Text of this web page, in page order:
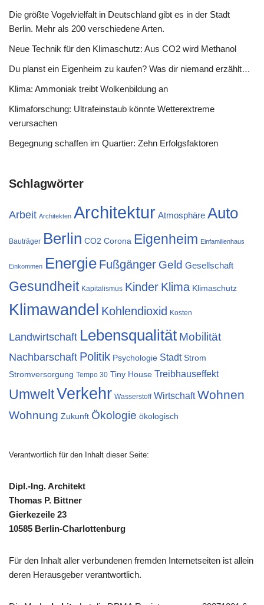
Die größte Vogelvielfalt in Deutschland gibt es in der Stadt
Berlin. Mehr als 200 verschiedene Arten.
Neue Technik für den Klimaschutz: Aus CO2 wird Methanol
Du planst ein Eigenheim zu kaufen? Was dir niemand erzählt…
Klima: Ammoniak treibt Wolkenbildung an
Klimaforschung: Ultrafeinstaub könnte Wetterextreme
verursachen
Begegnung schaffen im Quartier: Zehn Erfolgsfaktoren
Schlagwörter
Arbeit Architekten Architektur Atmosphäre Auto
Bauträger Berlin CO2 Corona Eigenheim Einfamilienhaus
Einkommen Energie Fußgänger Geld Gesellschaft
Gesundheit Kapitalismus Kinder Klima Klimaschutz
Klimawandel Kohlendioxid Kosten
Landwirtschaft Lebensqualität Mobilität
Nachbarschaft Politik Psychologie Stadt Strom
Stromversorgung Tempo 30 Tiny House Treibhauseffekt
UmweltVerkehr Wasserstoff Wirtschaft Wohnen
Wohnung Zukunft Ökologie ökologisch
Verantwortlich für den Inhalt dieser Seite:
Dipl.-Ing. Architekt
Thomas P. Bittner
Gierkezeile 23
10585 Berlin-Charlottenburg
Für den Inhalt aller verbundenen fremden Internetseiten ist allein
deren Herausgeber verantwortlich.